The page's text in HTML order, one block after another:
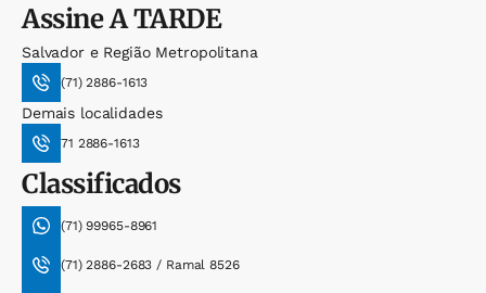
AssineA TARDE
Salvador e Região Metropolitana
(71) 2886-1613
Demais localidades
71 2886-1613
Classificados
(71) 99965-8961
(71) 2886-2683 / Ramal 8526